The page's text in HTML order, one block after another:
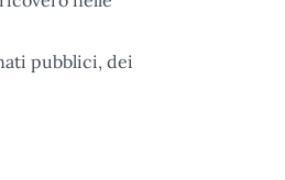
pubblici, dei